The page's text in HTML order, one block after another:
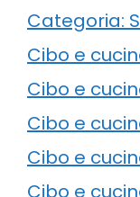
Categoria:
Cibo e
Cibo e
Cibo e
Cibo e
Cibo e